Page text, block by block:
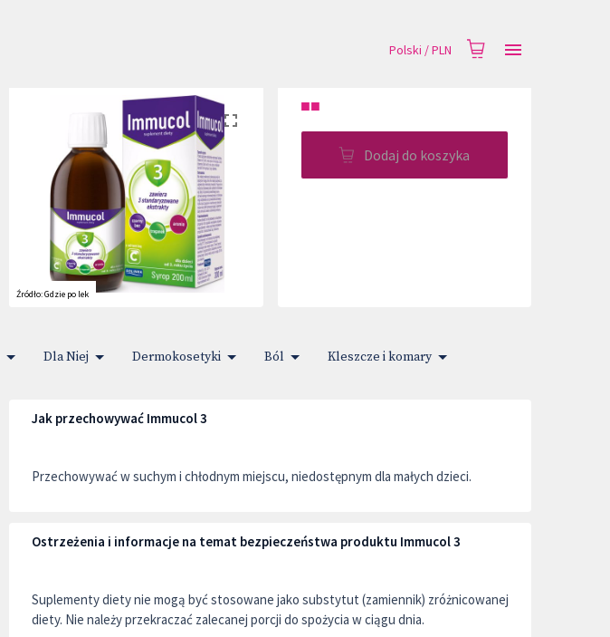
Polski /PLN
Źródło:Gdzie po lek
■■
Dodaj do koszyka
Dla Niej Dermokosetyki Ból Kleszcze i komary
Jak przechowywać Immucol 3
Przechowywać w suchym i chłodnym miejscu, niedostępnym dla małych dzieci.
Ostrzeżenia i informacje na temat bezpieczeństwa produktu Immucol 3
Suplementy diety nie mogą być stosowane jako substytut (zamiennik) zróżnicowanej
diety. Nie należy przekraczać zalecanej porcji do spożycia w ciągu dnia.